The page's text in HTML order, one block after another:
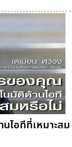
ไอทีที่เหมาะสม